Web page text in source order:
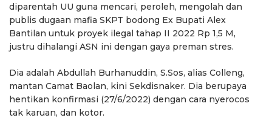
diparentah UU guna mencari, peroleh, mengolah dan
publis dugaan mafia SKPT bodong Ex Bupati Alex
Bantilan untuk proyek ilegal tahap II 2022 Rp 1,5 M,
justru dihalangi ASN ini dengan gaya preman stres.
Dia adalah Abdullah Burhanuddin, S.Sos, alias Colleng,
mantan Camat Baolan, kini Sekdisnaker. Dia berupaya
hentikan konfirmasi (27/6/2022) dengan cara nyerocos
tak karuan, dan kotor.